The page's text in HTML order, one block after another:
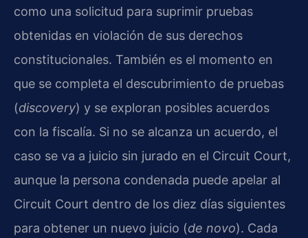
como una solicitud para suprimir pruebas
obtenidas en violación de sus derechos
constitucionales. También es el momento en
que se completa el descubrimiento de pruebas
(discovery) y se exploran posibles acuerdos
con la fiscalía. Si no se alcanza un acuerdo, el
caso se va a juicio sin jurado en el Circuit Court,
aunque la persona condenada puede apelar al
Circuit Court dentro de los diez días siguientes
para obtener un nuevo juicio (de novo). Cada